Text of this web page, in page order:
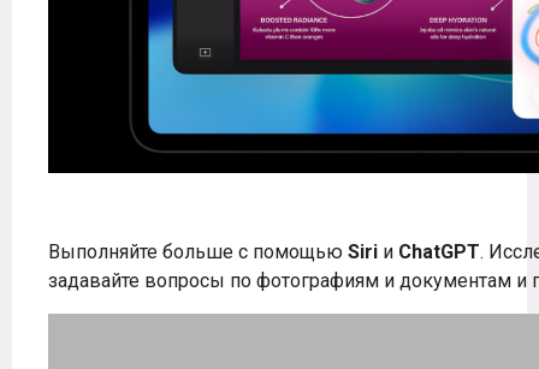
Выполняйте больше с помощью Siri и ChatGPT.
задавайте вопросы по фотографиям и документам